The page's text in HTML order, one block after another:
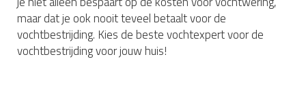
maar dat je ook nooit teveel betaalt voor de
vochtbestrijding. Kies de beste vochtexpert voor de
vochtbestrijding voor jouw huis!